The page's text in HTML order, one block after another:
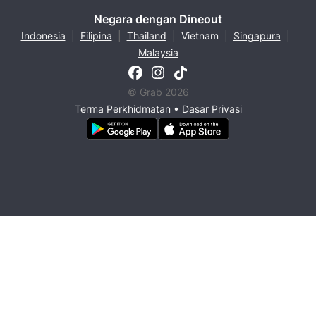
Negara dengan Dineout
Indonesia Filipina Thailand Vietnam Singapura
Malaysia
© Grab 2026
Terma Perkhidmatan• Dasar Privasi